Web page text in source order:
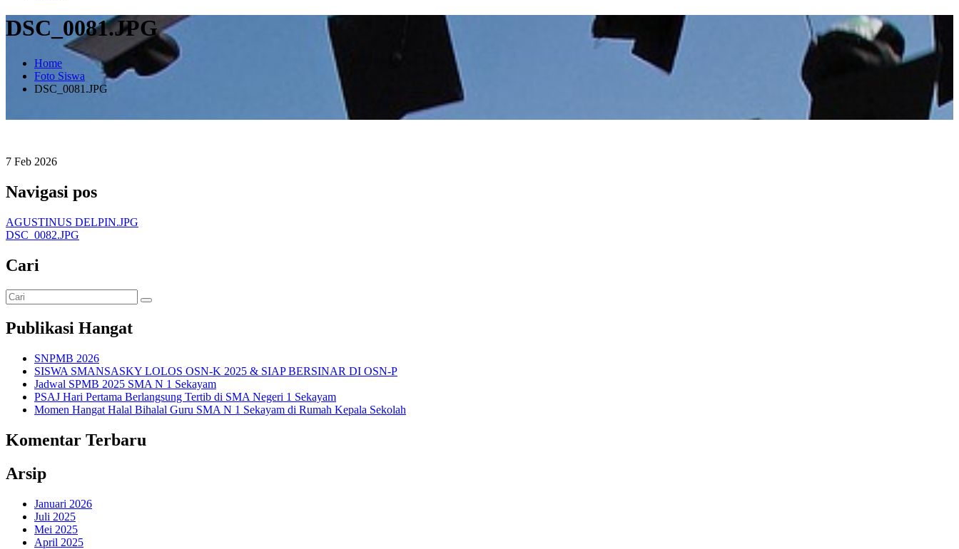
DSC_0081.JPG
Home
Foto Siswa
DSC_0081.JPG
7 Feb 2026
Navigasi pos
AGUSTINUS DELPIN.JPG
DSC_0082.JPG
Cari
Publikasi Hangat
SNPMB 2026
SISWA SMANSASKY LOLOS OSN-K 2025 & SIAP BERSINAR DI OSN-P
Jadwal SPMB 2025 SMA N 1 Sekayam
PSAJ Hari Pertama Berlangsung Tertib di SMA Negeri 1 Sekayam
Momen Hangat Halal Bihalal Guru SMA N 1 Sekayam di Rumah Kepala Sekolah
Komentar Terbaru
Arsip
Januari 2026
Juli 2025
Mei 2025
April 2025